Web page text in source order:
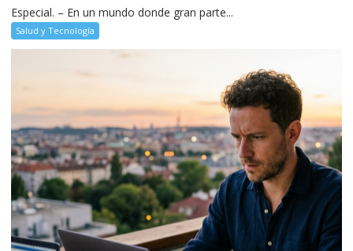
Especial. – En un mundo donde gran parte...
Salud y Tecnología